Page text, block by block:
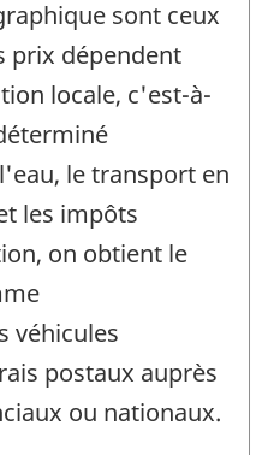
sont ceux
prix dépendent
locale, c'est-à-
le transport en
les impôts
on obtient le
véhicules
postaux auprès
ou nationaux.